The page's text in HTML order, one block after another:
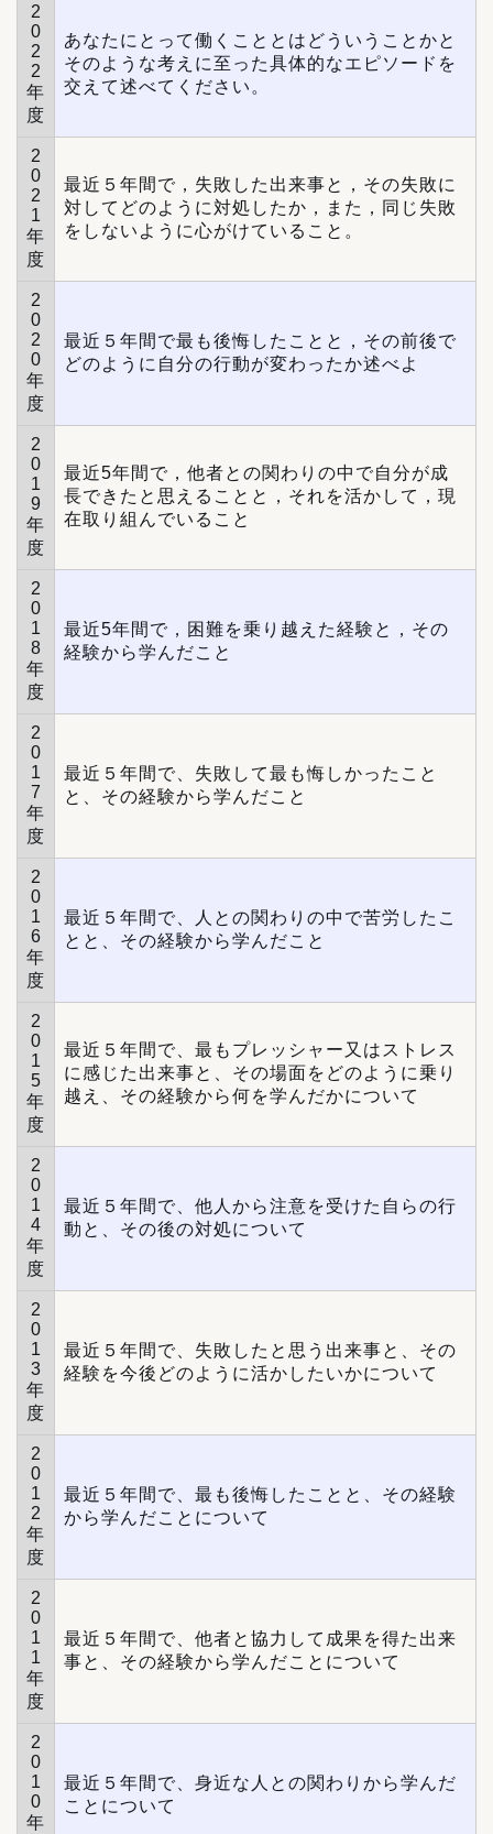
2
0
2
2
年
度
あなたにとって働くこととはどういうことかと
そのような考えに至った具体的なエピソードを
交えて述べてください。
2
0
2
1
年
度
最近５年間で，失敗した出来事と，その失敗に
対してどのように対処したか，また，同じ失敗
をしないように心がけていること。
2
0
2
0
年
度
最近５年間で最も後悔したことと，その前後で
どのように自分の行動が変わったか述べよ
2
0
1
9
年
度
最近5年間で，他者との関わりの中で自分が成
長できたと思えることと，それを活かして，現
在取り組んでいること
2
0
1
8
年
度
最近5年間で，困難を乗り越えた経験と，その
経験から学んだこと
2
0
1
7
年
度
最近５年間で、失敗して最も悔しかったこと
と、その経験から学んだこと
2
0
1
6
年
度
最近５年間で、人との関わりの中で苦労したこ
とと、その経験から学んだこと
2
0
1
5
年
度
最近５年間で、最もプレッシャー又はストレス
に感じた出来事と、その場面をどのように乗り
越え、その経験から何を学んだかについて
2
0
1
4
年
度
最近５年間で、他人から注意を受けた自らの行
動と、その後の対処について
2
0
1
3
年
度
最近５年間で、失敗したと思う出来事と、その
経験を今後どのように活かしたいかについて
2
0
1
2
年
度
最近５年間で、最も後悔したことと、その経験
から学んだことについて
2
0
1
1
年
度
最近５年間で、他者と協力して成果を得た出来
事と、その経験から学んだことについて
2
0
1
0
年
最近５年間で、身近な人との関わりから学んだ
ことについて